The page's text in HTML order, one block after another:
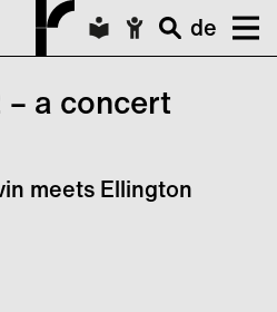
de
– a concert
meets Ellington